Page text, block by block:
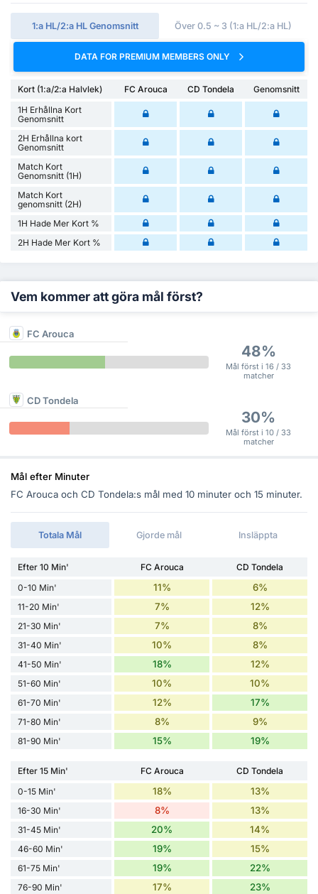
1:a HL/2:a HL Genomsnitt Över 0.5 ~ 3 (1:a HL/2:a HL)
DATA FOR PREMIUM MEMBERS ONLY
Kort (1:a/2:a Halvlek) FC Arouca CD Tondela
Genomsnitt
1H Erhållna Kort
Genomsnitt
2H Erhållna kort
Genomsnitt
Match Kort
Genomsnitt (1H)
Match Kort
genomsnitt (2H)
1H Hade Mer Kort %
2H Hade Mer Kort %
Vem kommer att göra mål först?
FC Arouca
48%
Mål först i 16 / 33
matcher
CD Tondela
30%
Mål först i 10 / 33
matcher
Mål efter Minuter
FC Arouca och CD Tondela:s mål med 10 minuter och 15 minuter.
Totala Mål Gjorde mål Insläppta
Efter 10 Min' FC Arouca
CD Tondela
0-10 Min'
11% 6%
11-20 Min' 7% 12%
21-30 Min' 7% 8%
31-40 Min' 10% 8%
41-50 Min' 18% 12%
51-60 Min' 10% 10%
61-70 Min' 12% 17%
71-80 Min' 8% 9%
81-90 Min' 15% 19%
Efter 15 Min' FC Arouca
CD Tondela
0-15 Min'
18% 13%
16-30 Min' 8% 13%
31-45 Min' 20% 14%
46-60 Min' 19% 15%
61-75 Min' 19% 22%
76-90 Min' 17% 23%